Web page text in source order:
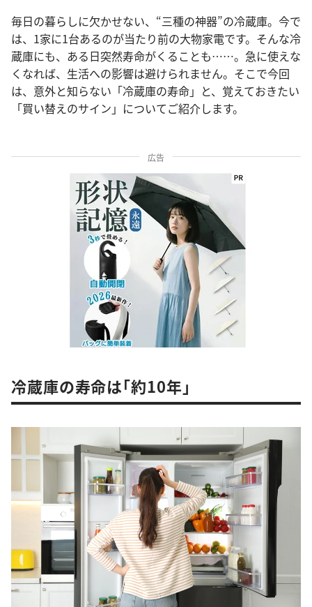
毎日の暮らしに欠かせない、“三種の神器”の冷蔵庫。今で
は、1家に1台あるのが当たり前の大物家電です。そんな冷
蔵庫にも、ある日突然寿命がくることも……。急に使えな
くなれば、生活への影響は避けられません。そこで今回
は、意外と知らない「冷蔵庫の寿命」と、覚えておきたい
「買い替えのサイン」についてご紹介します。
広告
冷蔵庫の寿命は「約10年」